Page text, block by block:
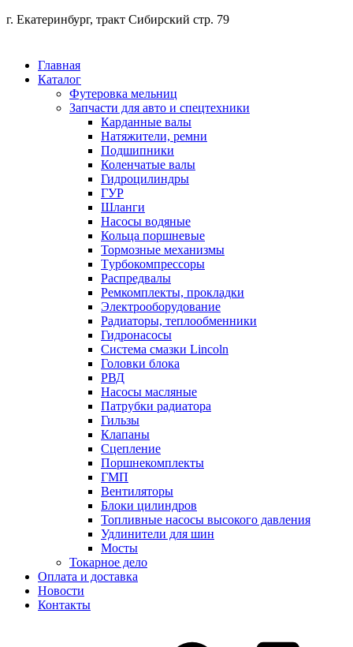
г. Екатеринбург, тракт Сибирский стр. 79
Главная
Каталог
Футеровка мельниц
Запчасти для авто и спецтехники
Карданные валы
Натяжители, ремни
Подшипники
Коленчатые валы
Гидроцилиндры
ГУР
Шланги
Насосы водяные
Кольца поршневые
Тормозные механизмы
Tурбокомпрессоры
Распредвалы
Ремкомплекты, прокладки
Электрооборудование
Радиаторы, теплообменники
Гидронасосы
Система смазки Lincoln
Головки блока
РВД
Насосы масляные
Патрубки радиатоpа
Гильзы
Клапаны
Сцепление
Поршнекомплекты
ГМП
Вентиляторы
Блоки цилиндров
Топливные насосы высокого давления
Удлинители для шин
Мосты
Токарное дело
Оплата и доставка
Новости
Контакты